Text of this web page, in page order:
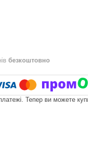
безкоштовно
Тепер ви можете